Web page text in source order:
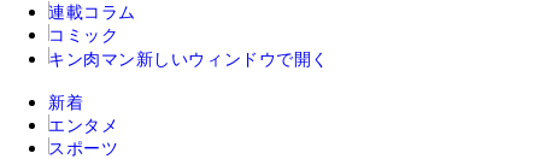
連載コラム
コミック
キン肉マン 新しいウィンドウで開く
新着
エンタメ
スポーツ